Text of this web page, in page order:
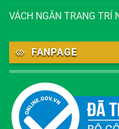
VÁCH NGĂN TRANG TRÍ
FANPAGE